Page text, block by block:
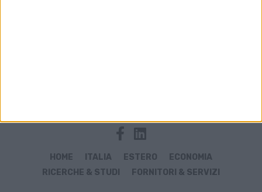
HOME ITALIA ESTERO
ECONOMIA
RICERCHE & STUDI
FORNITORI & SERVIZI